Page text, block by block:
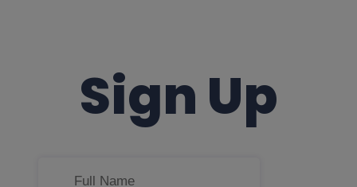
Sign Up